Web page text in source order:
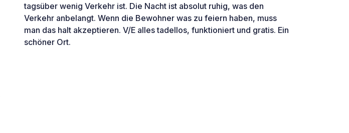
tagsüber wenig Verkehr ist. Die Nacht ist absolut ruhig, was den
Verkehr anbelangt. Wenn die Bewohner was zu feiern haben, muss
man das halt akzeptieren. V/E alles tadellos, funktioniert und gratis. Ein
schöner Ort.